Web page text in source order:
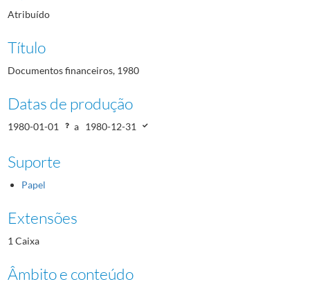
Atribuído
Título
Documentos financeiros, 1980
Datas de produção
1980-01-01 a 1980-12-31
Suporte
Papel
Extensões
1 Caixa
Âmbito e conteúdo